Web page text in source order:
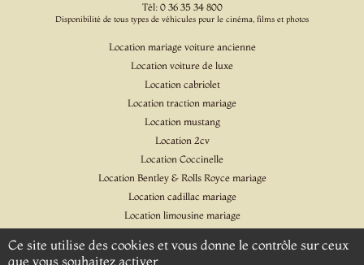
Tél: 0 36 35 34 800
Disponibilité de tous types de véhicules pour le cinéma, films et photos
Location mariage voiture ancienne
Location voiture de luxe
Location cabriolet
Location traction mariage
Location mustang
Location 2cv
Location Coccinelle
Location Bentley & Rolls Royce mariage
Location cadillac mariage
Location limousine mariage
Location Citroen DS
Ce site utilise des cookies et vous donne le contrôle sur ceux
que vous souhaitez activer